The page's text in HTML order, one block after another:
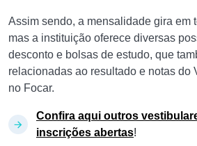
Assim sendo, a mensalidade gira em
mas a instituição oferece diversas
desconto e bolsas de estudo, que
relacionadas ao resultado e notas do
no Focar.
Confira aqui outros
inscrições abertas!